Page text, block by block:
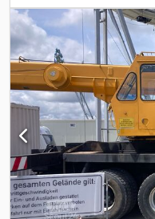
hesaplama aracımızı
bir teklif sunun. Uygun bir
imkanı mevcuttur (onaya
Bağımsız bir uzman
11'i onaylandı ✅, 7'si eksik
Tam görünüyor, ancak
fotoğrafları veya bir
fazla ayrıntı ararken
referans "40868 Equippo"
hizmetimizin neden öne
kapsamlı inceleme ✔
Garantisi ✔ Güvenli ve
ekipman seçeneklerini